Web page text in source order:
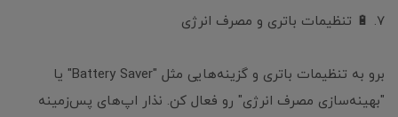
7. 🔋 تنظیمات باتری و مصرف انرژی
برو به تنظیمات باتری و گزینه‌هایی مثل "Battery Saver" یا
"بهینه‌سازی مصرف انرژی" رو فعال کن. نذار اپ‌های پس‌زمینه